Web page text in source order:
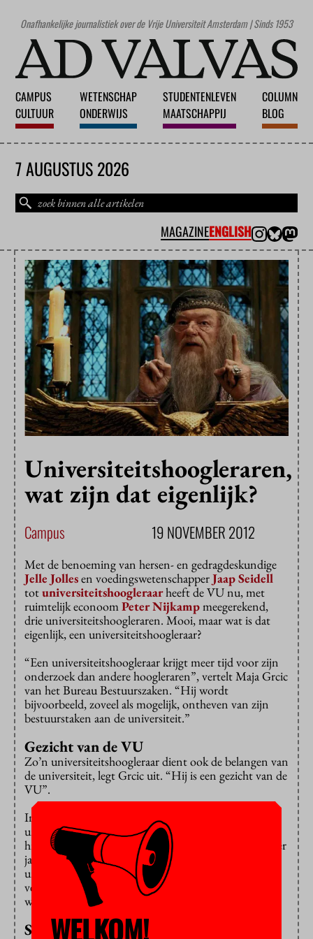
Onafhankelijke journalistiek over de Vrije Universiteit Amsterdam | Sinds 1953
CAMPUS
CULTUUR
WETENSCHAP
ONDERWIJS
STUDENTENLEVEN
MAATSCHAPPIJ
COLUMN
BLOG
7 AUGUSTUS 2026
MAGAZINEENGLISH
Universiteitshoogleraren,
wat zijn dat eigenlijk?
Campus 19 NOVEMBER 2012
Met de benoeming van hersen- en gedragdeskundige
Jelle Jollesen voedingswetenschapperJaap Seidell
totuniversiteitshoogleraarheeft de VU nu, met
ruimtelijk econoomPeter Nijkampmeegerekend,
drie universiteitshoogleraren. Mooi, maar wat is dat
eigenlijk, een universiteitshoogleraar?
“Een universiteitshoogleraar krijgt meer tijd voor zijn
onderzoek dan andere hoogleraren”, vertelt Maja Grcic
van het Bureau Bestuurszaken. “Hij wordt
bijvoorbeeld, zoveel als mogelijk, ontheven van zijn
bestuurstaken aan de universiteit.”
Gezicht van de VU
Zo’n universiteitshoogleraar dient ook de belangen van
de universiteit, legt Grcic uit. “Hij is een gezicht van de
VU”.
In
(PDF) staat precies wat een
universiteitshoogleraar allemaal kan en mag: zo krijgt
hij een persoonsgebonden budget van 50.000 euro per
jaar om zijn onkosten te betalen, want een
universiteitshoogleraar gaat de boer op om de VU te
vertegenwoordigen in de verste uithoeken van de
wereld.
Soort schildknaap
WELKOM!